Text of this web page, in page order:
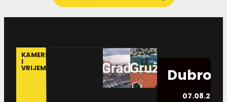
KAMERE
I
VRIJEME
07.08.2026.